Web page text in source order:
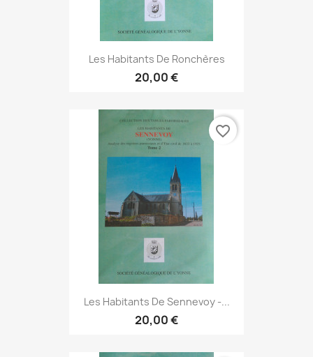
Les Habitants De Ronchères
20,00 €
Les Habitants De Sennevoy -...
20,00 €
favorite_border